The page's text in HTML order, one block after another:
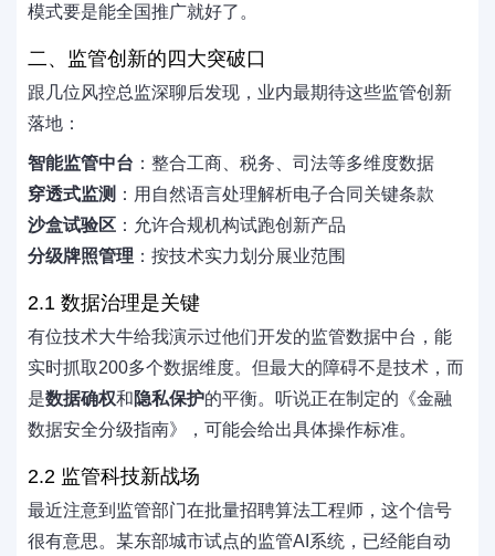
模式要是能全国推广就好了。
二、监管创新的四大突破口
跟几位风控总监深聊后发现，业内最期待这些监管创新
落地：
智能监管中台 ：整合工商、税务、司法等多维度数据
穿透式监测 ：用自然语言处理解析电子合同关键条款
沙盒试验区 ：允许合规机构试跑创新产品
分级牌照管理 ：按技术实力划分展业范围
2.1 数据治理是关键
有位技术大牛给我演示过他们开发的监管数据中台，能
实时抓取200多个数据维度。但最大的障碍不是技术，而
是数据确权和隐私保护的平衡。听说正在制定的《金融
数据安全分级指南》，可能会给出具体操作标准。
2.2 监管科技新战场
最近注意到监管部门在批量招聘算法工程师，这个信号
很有意思。某东部城市试点的监管AI系统，已经能自动